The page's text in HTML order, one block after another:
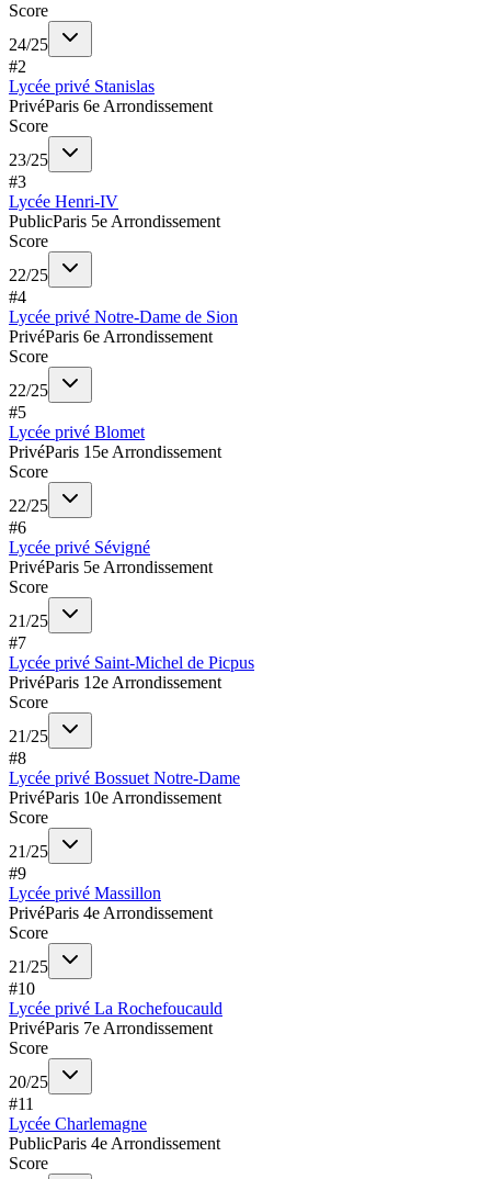
Score
24/25
#2
Lycée privé Stanislas
PrivéParis 6e Arrondissement
Score
23/25
#3
Lycée Henri-IV
PublicParis 5e Arrondissement
Score
22/25
#4
Lycée privé Notre-Dame de Sion
PrivéParis 6e Arrondissement
Score
22/25
#5
Lycée privé Blomet
PrivéParis 15e Arrondissement
Score
22/25
#6
Lycée privé Sévigné
PrivéParis 5e Arrondissement
Score
21/25
#7
Lycée privé Saint-Michel de Picpus
PrivéParis 12e Arrondissement
Score
21/25
#8
Lycée privé Bossuet Notre-Dame
PrivéParis 10e Arrondissement
Score
21/25
#9
Lycée privé Massillon
PrivéParis 4e Arrondissement
Score
21/25
#10
Lycée privé La Rochefoucauld
PrivéParis 7e Arrondissement
Score
20/25
#11
Lycée Charlemagne
PublicParis 4e Arrondissement
Score